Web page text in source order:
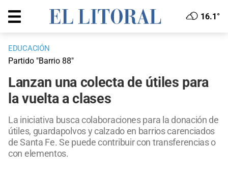
16.1°
EDUCACIÓN
Partido "Barrio 88"
Lanzan una colecta de útiles para
la vuelta a clases
La iniciativa busca colaboraciones para la donación de
útiles, guardapolvos y calzado en barrios carenciados
de Santa Fe. Se puede contribuir con transferencias o
con elementos.